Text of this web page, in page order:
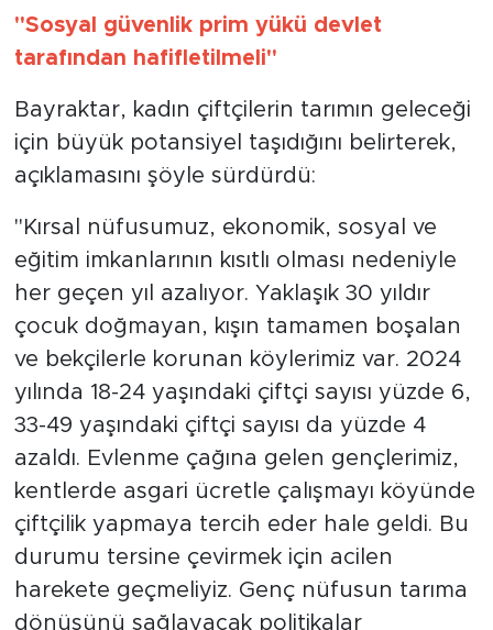
"Sosyal güvenlik prim yükü devlet
tarafından hafifletilmeli"
Bayraktar, kadın çiftçilerin tarımın geleceği
için büyük potansiyel taşıdığını belirterek,
açıklamasını şöyle sürdürdü:
"Kırsal nüfusumuz, ekonomik, sosyal ve
eğitim imkanlarının kısıtlı olması nedeniyle
her geçen yıl azalıyor. Yaklaşık 30 yıldır
çocuk doğmayan, kışın tamamen boşalan
ve bekçilerle korunan köylerimiz var. 2024
yılında 18-24 yaşındaki çiftçi sayısı yüzde 6,
33-49 yaşındaki çiftçi sayısı da yüzde 4
azaldı. Evlenme çağına gelen gençlerimiz,
kentlerde asgari ücretle çalışmayı köyünde
çiftçilik yapmaya tercih eder hale geldi. Bu
durumu tersine çevirmek için acilen
harekete geçmeliyiz. Genç nüfusun tarıma
dönüşünü sağlayacak politikalar